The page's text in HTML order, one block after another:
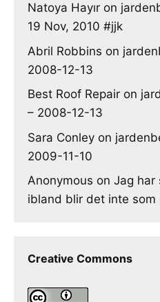
Natoya Hayır on
19 Nov, 2010 #jjk
Abril Robbins on
2008-12-13
Best Roof Repair on
– 2008-12-13
Sara Conley on
2009-11-10
Anonymous on Jag har
ibland blir det inte som
Creative Commons